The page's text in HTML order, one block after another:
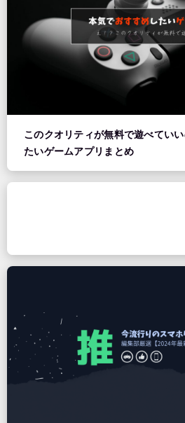
このクオリティが無料で遊べてい
たいゲームアプリまとめ